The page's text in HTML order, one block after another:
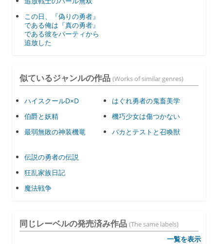
この日、『偽りの勇者』
である俺は『真の勇者』
である彼をパーティから
追放した
似ているジャンルの作品 (Works of similar genres)
ハイスクールD×D
伯爵と妖精
最弱無敗の神装機竜
はぐれ勇者の鬼畜美学
機巧少女は傷つかない
バカとテストと召喚獣
伝説の勇者の伝説
狂乱家族日記
魔法戦争
同じレーベルの発売済み作品 (The same labels)
一覧を表示